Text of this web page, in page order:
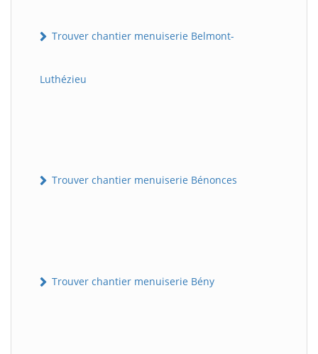
Trouver chantier menuiserie Belmont-
Luthézieu
Trouver chantier menuiserie Bénonces
Trouver chantier menuiserie Bény